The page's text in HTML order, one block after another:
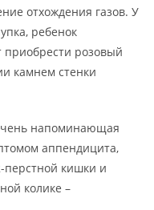
отхождения газов. У
ребенок
приобрести розовый
камнем стенки
напоминающая
аппендицита,
перстной кишки и
колике –